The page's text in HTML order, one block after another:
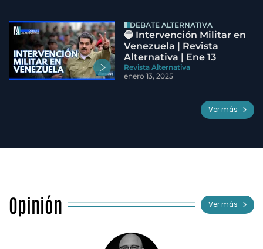
DEBATE ALTERNATIVA
🔵 Intervención Militar en
Venezuela | Revista
Alternativa | Ene 13
Revista Alternativa
enero 13, 2025
Ver más
Opinión Ver más